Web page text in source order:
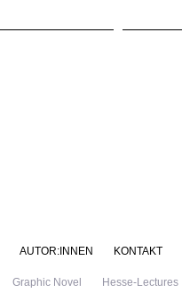
Graphic Novel Hesse-Lectures
AUTOR:INNEN KONTAKT